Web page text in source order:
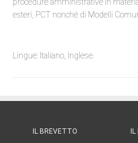
esteri, PCT nonché di Modelli
Lingue: Italiano, Inglese.
IL BREVETTO